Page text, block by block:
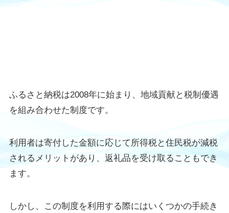
ふるさと納税は2008年に始まり、地域貢献と税制優遇
を組み合わせた制度です。
利用者は寄付した金額に応じて所得税と住民税が減税
されるメリットがあり、返礼品を受け取ることもでき
ます。
しかし、この制度を利用する際にはいくつかの手続き